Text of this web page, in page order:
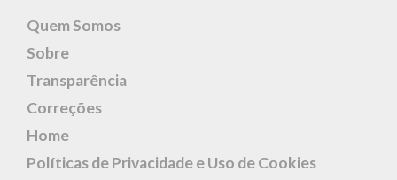
Quem Somos
Sobre
Transparência
Correções
Home
Políticas de Privacidade e Uso de Cookies